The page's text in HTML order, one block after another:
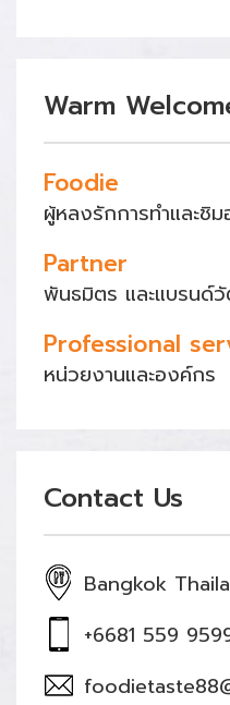
Warm
Foodie
ผู้หลงรักการทำและชิม
Partner
พันธมิตร และแบรนด์
Professional
หน่วยงานและองค์กร
Contact Us
Bangkok
+6681 559